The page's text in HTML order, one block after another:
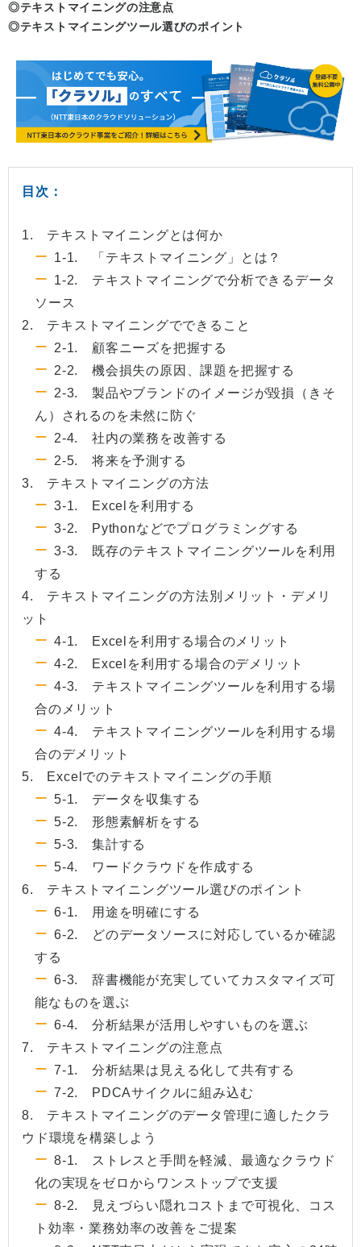
◎テキストマイニングの注意点
◎テキストマイニングツール選びのポイント
目次：
1. テキストマイニングとは何か
1-1. 「テキストマイニング」とは？
1-2. テキストマイニングで分析できるデータ
ソース
2. テキストマイニングでできること
2-1. 顧客ニーズを把握する
2-2. 機会損失の原因、課題を把握する
2-3. 製品やブランドのイメージが毀損（きそ
ん）されるのを未然に防ぐ
2-4. 社内の業務を改善する
2-5. 将来を予測する
3. テキストマイニングの方法
3-1. Excelを利用する
3-2. Pythonなどでプログラミングする
3-3. 既存のテキストマイニングツールを利用
する
4. テキストマイニングの方法別メリット・デメリ
ット
4-1. Excelを利用する場合のメリット
4-2. Excelを利用する場合のデメリット
4-3. テキストマイニングツールを利用する場
合のメリット
4-4. テキストマイニングツールを利用する場
合のデメリット
5. Excelでのテキストマイニングの手順
5-1. データを収集する
5-2. 形態素解析をする
5-3. 集計する
5-4. ワードクラウドを作成する
6. テキストマイニングツール選びのポイント
6-1. 用途を明確にする
6-2. どのデータソースに対応しているか確認
する
6-3. 辞書機能が充実していてカスタマイズ可
能なものを選ぶ
6-4. 分析結果が活用しやすいものを選ぶ
7. テキストマイニングの注意点
7-1. 分析結果は見える化して共有する
7-2. PDCAサイクルに組み込む
8. テキストマイニングのデータ管理に適したクラ
ウド環境を構築しよう
8-1. ストレスと手間を軽減、最適なクラウド
化の実現をゼロからワンストップで支援
8-2. 見えづらい隠れコストまで可視化、コス
ト効率・業務効率の改善をご提案